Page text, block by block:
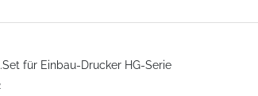
für Einbau-Drucker HG-Serie